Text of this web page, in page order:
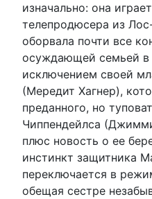
изначально: она
телепродюсера из
оборвала почти все
осуждающей семьей
исключением своей
(Мередит Хагнер),
преданного, но
Чиппендейлса
плюс новость о ее
инстинкт защитника
переключается в
обещая сестре